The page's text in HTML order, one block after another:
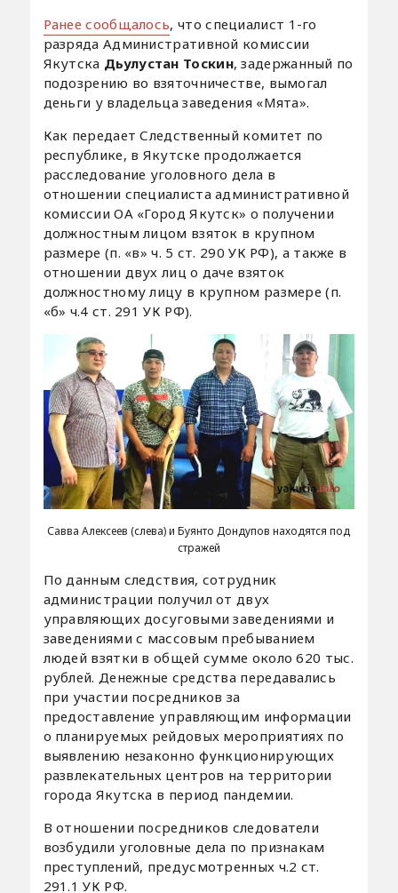
Ранее сообщалось, что специалист 1-го
разряда Административной комиссии
Якутска Дьулустан Тоскин, задержанный по
подозрению во взяточничестве, вымогал
деньги у владельца заведения «Мята».
Как передает Следственный комитет по
республике, в Якутске продолжается
расследование уголовного дела в
отношении специалиста административной
комиссии ОА «Город Якутск» о получении
должностным лицом взяток в крупном
размере (п. «в» ч. 5 ст. 290 УК РФ), а также в
отношении двух лиц о даче взяток
должностному лицу в крупном размере (п.
«б» ч.4 ст. 291 УК РФ).
Савва Алексеев (слева) и Буянто Дондупов находятся под
стражей
По данным следствия, сотрудник
администрации получил от двух
управляющих досуговыми заведениями и
заведениями с массовым пребыванием
людей взятки в общей сумме около 620 тыс.
рублей. Денежные средства передавались
при участии посредников за
предоставление управляющим информации
о планируемых рейдовых мероприятиях по
выявлению незаконно функционирующих
развлекательных центров на территории
города Якутска в период пандемии.
В отношении посредников следователи
возбудили уголовные дела по признакам
преступлений, предусмотренных ч.2 ст.
291.1 УК РФ.